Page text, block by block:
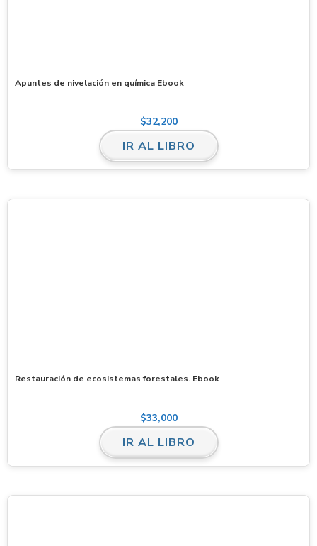
Apuntes de nivelación en química Ebook
$32,200
IR AL LIBRO
Restauración de ecosistemas forestales. Ebook
$33,000
IR AL LIBRO